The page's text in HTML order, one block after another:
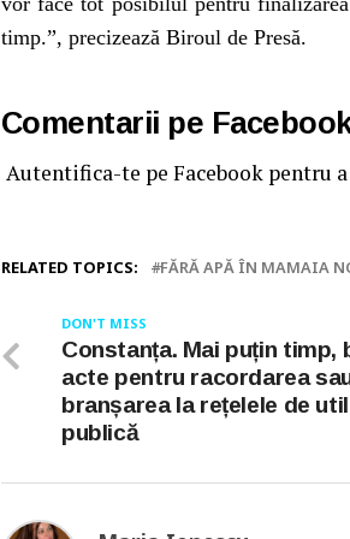
timp.”, precizează Biroul de Presă.
Comentarii pe
Autentifica-te pe Facebook pentru
RELATED TOPICS: FĂRĂ APĂ ÎN MAMAIA
DON'T MISS
Constanța. Mai puțin timp,
acte pentru racordarea
branșarea la rețelele de
publică